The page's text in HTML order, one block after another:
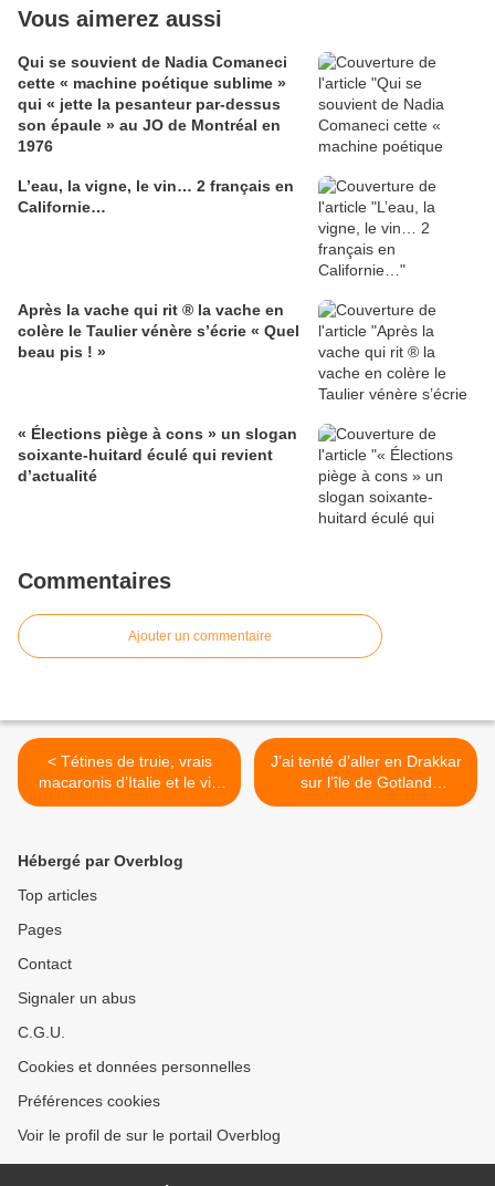
Vous aimerez aussi
Qui se souvient de Nadia Comaneci
cette « machine poétique sublime »
qui « jette la pesanteur par-dessus
son épaule » au JO de Montréal en
1976
L’eau, la vigne, le vin… 2 français en
Californie…
Après la vache qui rit ® la vache en
colère le Taulier vénère s’écrie « Quel
beau pis ! »
« Élections piège à cons » un slogan
soixante-huitard éculé qui revient
d’actualité
Commentaires
Ajouter un commentaire
< Tétines de truie, vrais
macaronis d’Italie et le vin
des tontons… pour se
J’ai tenté d’aller en Drakkar
sur l’île de Gotland
chercher un vin de glace
Hébergé par Overblog
Top articles
Pages
Contact
Signaler un abus
C.G.U.
Cookies et données personnelles
Préférences cookies
Voir le profil de sur le portail Overblog